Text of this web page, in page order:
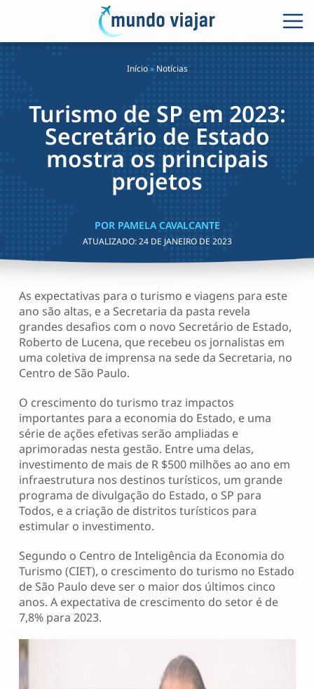
Início» Notícias
Turismo de SP em 2023:
Secretário de Estado
mostra os principais
projetos
POR PAMELA CAVALCANTE
ATUALIZADO:24 DE JANEIRO DE 2023
As expectativas para o turismo e viagens para este
ano são altas, e a Secretaria da pasta revela
grandes desafios com o novo Secretário de Estado,
Roberto de Lucena, que recebeu os jornalistas em
uma coletiva de imprensa na sede da Secretaria, no
Centro de São Paulo.
O crescimento do turismo traz impactos
importantes para a economia do Estado, e uma
série de ações efetivas serão ampliadas e
aprimoradas nesta gestão. Entre uma delas,
investimento de mais de R $500 milhões ao ano em
infraestrutura nos destinos turísticos, um grande
programa de divulgação do Estado, o SP para
Todos, e a criação de distritos turísticos para
estimular o investimento.
Segundo o Centro de Inteligência da Economia do
Turismo (CIET), o crescimento do turismo no Estado
de São Paulo deve ser o maior dos últimos cinco
anos. A expectativa de crescimento do setor é de
7,8% para 2023.